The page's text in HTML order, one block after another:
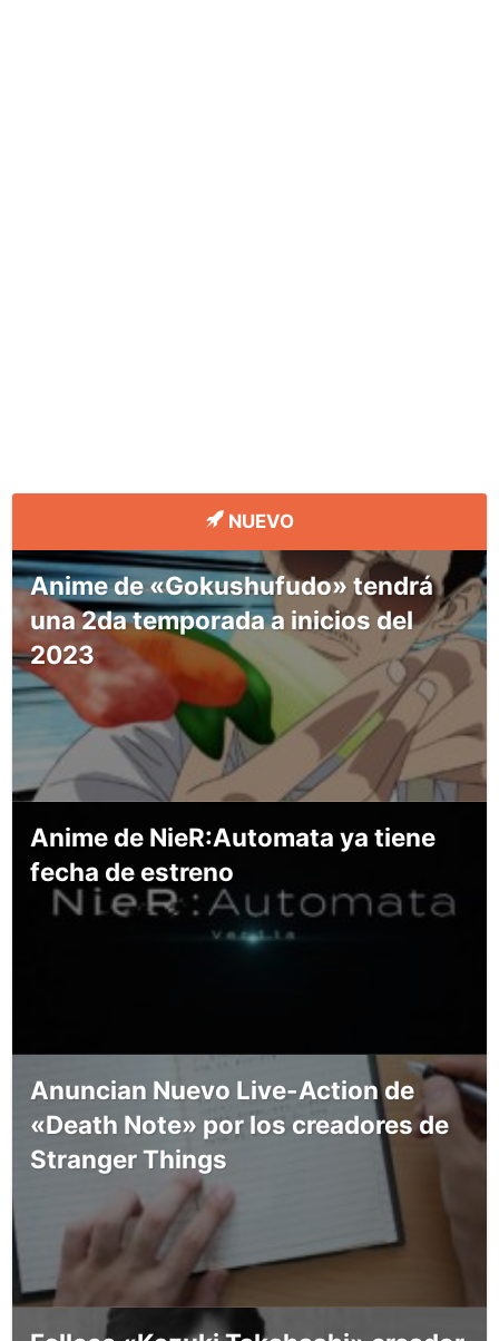
NUEVO
Anime de «Gokushufudo» tendrá
una 2da temporada a inicios del
2023
Anime de NieR:Automata ya tiene
fecha de estreno
Anuncian Nuevo Live-Action de
«Death Note» por los creadores de
Stranger Things